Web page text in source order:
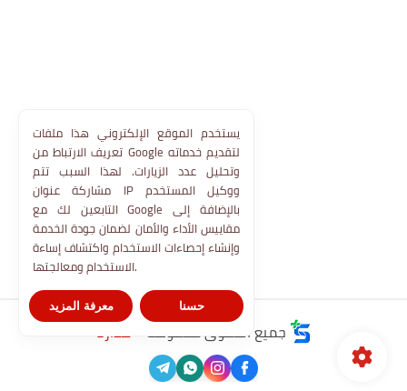
جميع الحقوق محفوظة © مدارنا
يستخدم الموقع الإلكتروني هذا ملفات
تعريف الارتباط من Google لتقديم خدماته
وتحليل عدد الزيارات. لهذا السبب تتم
مشاركة عنوان IP ووكيل المستخدم
التابعين لك مع Google بالإضافة إلى
مقاييس الأداء والأمان لضمان جودة الخدمة
وإنشاء إحصاءات الاستخدام واكتشاف إساءة
الاستخدام ومعالجتها.
معرفة المزيد حسنا